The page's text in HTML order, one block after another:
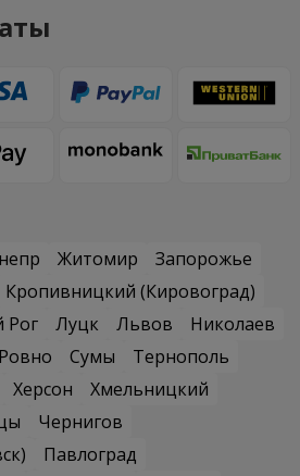
Житомир
Запорожье
Кропивницкий (Кировоград)
Рог Луцк Львов
Николаев
Ровно Сумы
Тернополь
Херсон
Хмельницкий
Чернигов
Павлоград